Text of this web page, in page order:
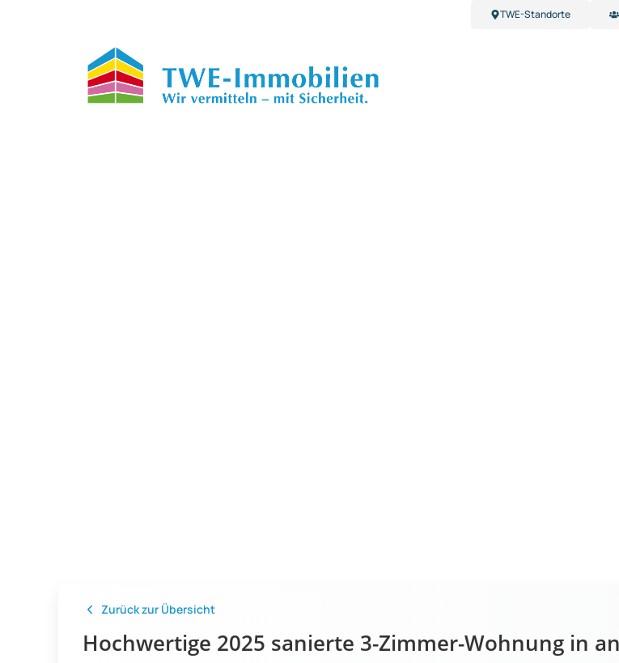
TWE-Standorte
Zurück zur Übersicht
Hochwertige 2025 sanierte 3-Zimmer-Wohnung in